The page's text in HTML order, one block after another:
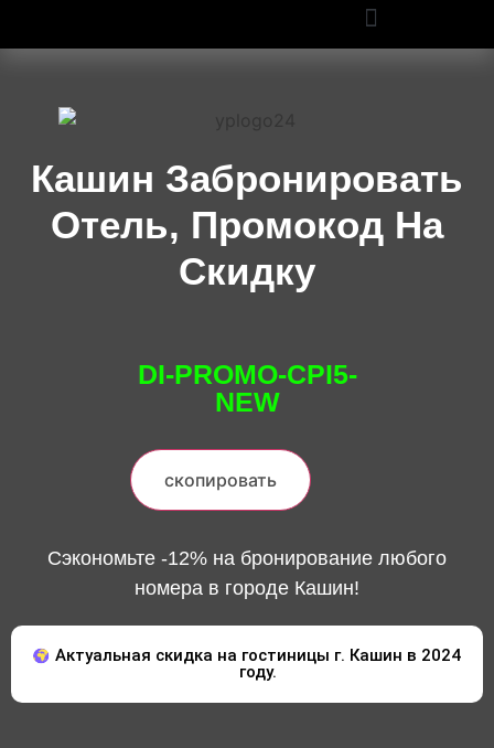
Кашин Забронировать
Отель, Промокод На
Скидку
DI-PROMO-CPI5-
NEW
скопировать
Сэкономьте -12% на бронирование любого
номера в городе Кашин!
Актуальная скидка на гостиницы г. Кашин в 2024
году.